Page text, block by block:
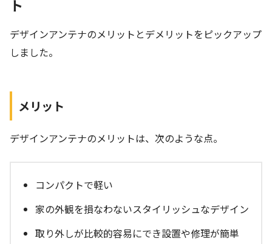
ト
デザインアンテナのメリットとデメリットをピックアップ
しました。
メリット
デザインアンテナのメリットは、次のような点。
コンパクトで軽い
家の外観を損なわないスタイリッシュなデザイン
取り外しが比較的容易にでき設置や修理が簡単